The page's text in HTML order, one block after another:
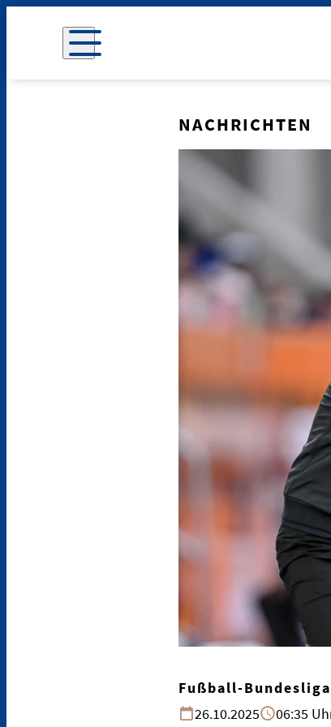
NACHRICHTEN
Fußball-Bundesliga
26.10.2025
06:35